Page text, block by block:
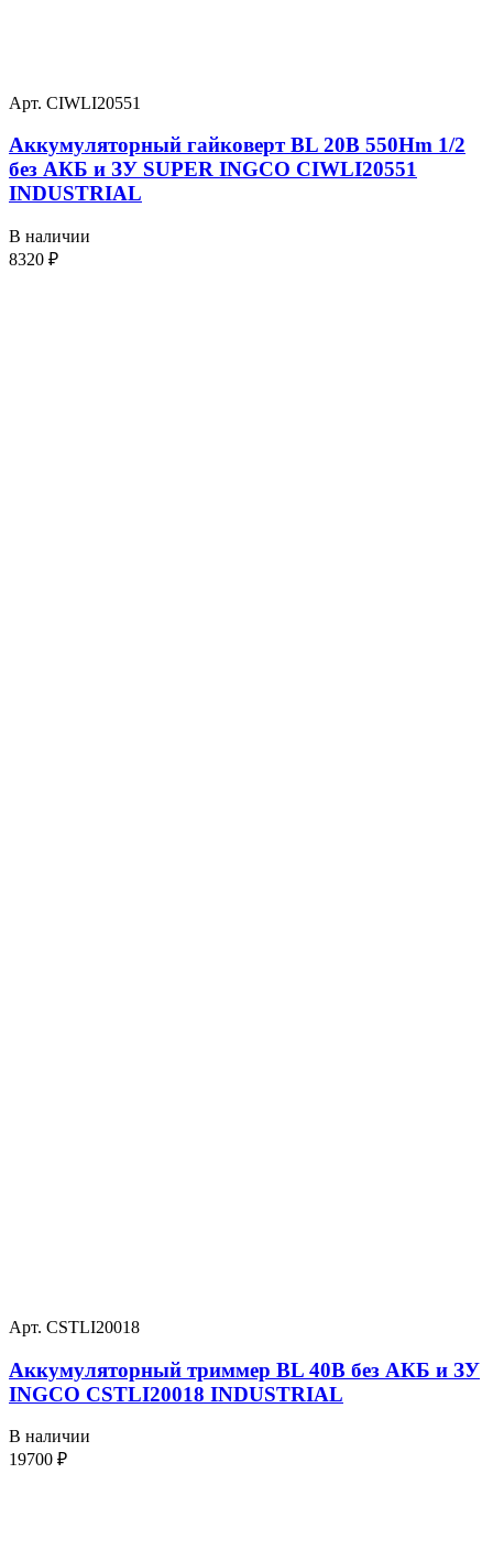
Арт. CIWLI20551
Аккумуляторный гайковерт BL 20В 550Hm 1/2
без АКБ и ЗУ SUPER INGCO CIWLI20551
INDUSTRIAL
В наличии
8320 ₽
Арт. CSTLI20018
Аккумуляторный триммер BL 40В без АКБ и ЗУ
INGCO CSTLI20018 INDUSTRIAL
В наличии
19700 ₽